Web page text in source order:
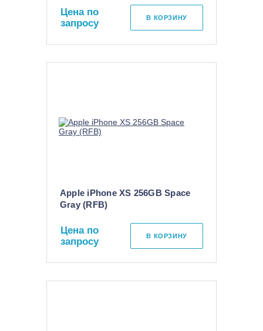
Цена по
запросу
В КОРЗИНУ
Apple iPhone XS 256GB Space
Gray (RFB)
Цена по
запросу
В КОРЗИНУ